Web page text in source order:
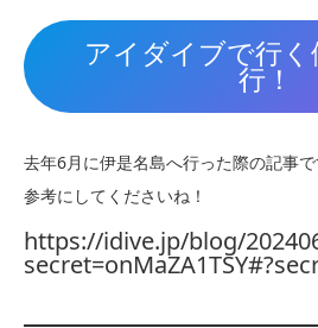
アイダイブで行く
行！
去年6月に伊是名島へ行った際の記事で
参考にしてくださいね！
https://idive.jp/blog/